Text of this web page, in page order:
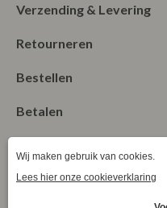
Verzending & Levering
Retourneren
Bestellen
Betalen
Garantie en klachten